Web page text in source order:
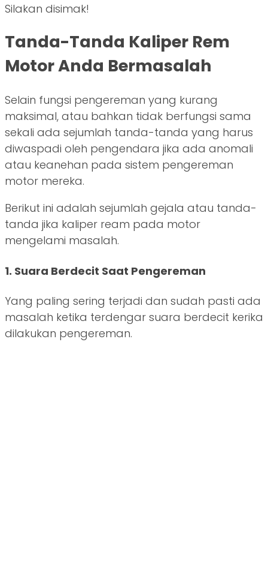
Silakan disimak!
Tanda-Tanda Kaliper Rem
Motor Anda Bermasalah
Selain fungsi pengereman yang kurang
maksimal, atau bahkan tidak berfungsi sama
sekali ada sejumlah tanda-tanda yang harus
diwaspadi oleh pengendara jika ada anomali
atau keanehan pada sistem pengereman
motor mereka.
Berikut ini adalah sejumlah gejala atau tanda-
tanda jika kaliper ream pada motor
mengelami masalah.
1. Suara Berdecit Saat Pengereman
Yang paling sering terjadi dan sudah pasti ada
masalah ketika terdengar suara berdecit kerika
dilakukan pengereman.